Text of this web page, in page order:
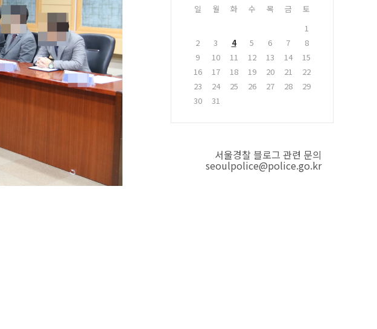
일 월 화 수 목 금
토
1
2
3 4 5 6 7
8
9
10 11 12 13 14
15
16
17 18 19 20 21
22
23
24 25 26 27 28
29
30
31
서울경찰 블로그 관련 문의
seoulpolice@police.go.kr